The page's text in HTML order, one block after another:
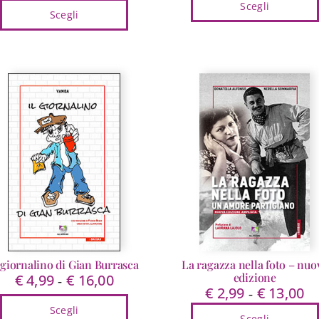
di
Scegli
ha
più
varianti.
Le
opzioni
possono
essere
scelte
nella
pagina
del
prodotto
da
€
Scegli
più
varianti.
Le
opzioni
possono
essere
scelte
nella
pagina
del
prodotto
di Gian Burrasca
€4,99 - € 16,00Fascia
di
Scegli
La ragazza nella foto –
edizione
€ 2,99 - €13,00
di